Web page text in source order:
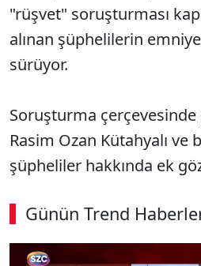
"rüşvet" soruşturması
alınan şüphelilerin
sürüyor.
Soruşturma çerçevesinde
Rasim Ozan Kütahyalı ve
şüpheliler hakkında ek
Günün Trend
00:02 / 08:43